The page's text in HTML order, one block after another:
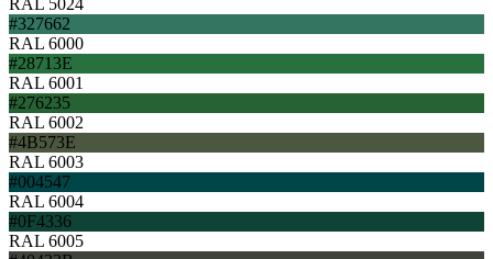
#327662
RAL 6000
#28713E
RAL 6001
#276235
RAL 6002
#4B573E
RAL 6003
#004547
RAL 6004
#0F4336
RAL 6005